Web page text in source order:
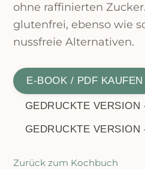
ohne raffinierten
glutenfrei, ebenso wie
nussfreie Alternativen.
E-BOOK / PDF KAUFEN
GEDRUCKTE VERSION
GEDRUCKTE VERSION
Zurück zum Kochbuch